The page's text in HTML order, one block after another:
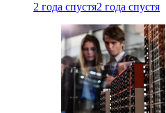
2 года спустя2 года спустя